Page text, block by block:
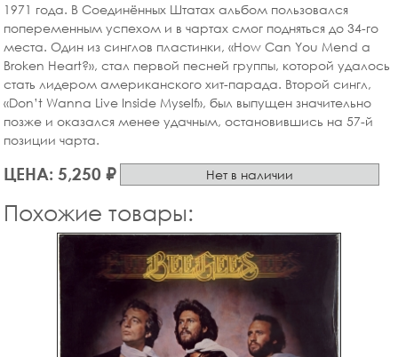
1971 года. В Соединённых Штатах альбом пользовался
попеременным успехом и в чартах смог подняться до 34-го
места. Один из синглов пластинки, «How Can You Mend a
Broken Heart?», стал первой песней группы, которой удалось
стать лидером американского хит-парада. Второй сингл,
«Don’t Wanna Live Inside Myself», был выпущен значительно
позже и оказался менее удачным, остановившись на 57-й
позиции чарта.
ЦЕНА: 5,250 ₽ Нет в наличии
Похожие товары: